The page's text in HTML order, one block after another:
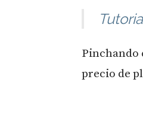
Pinchando
precio de